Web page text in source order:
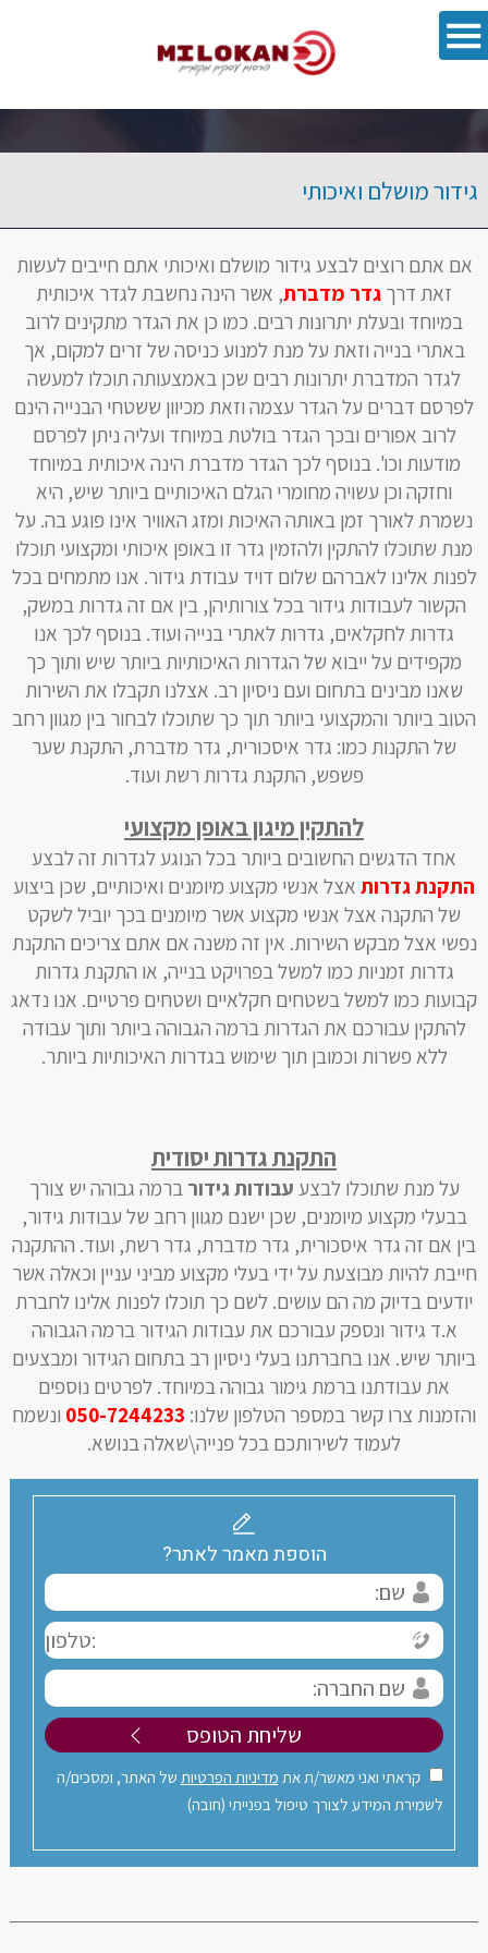
גידור מושלם ואיכותי
אם אתם רוצים לבצע גידור מושלם ואיכותי אתם חייבים לעשות
זאת דרך גדר מדברת, אשר הינה נחשבת לגדר איכותית
במיוחד ובעלת יתרונות רבים. כמו כן את הגדר מתקינים לרוב
באתרי בנייה וזאת על מנת למנוע כניסה של זרים למקום, אך
לגדר המדברת יתרונות רבים שכן באמצעותה תוכלו למעשה
לפרסם דברים על הגדר עצמה וזאת מכיוון ששטחי הבנייה הינם
לרוב אפורים ובכך הגדר בולטת במיוחד ועליה ניתן לפרסם
מודעות וכו'. בנוסף לכך הגדר מדברת הינה איכותית במיוחד
וחזקה וכן עשויה מחומרי הגלם האיכותיים ביותר שיש, היא
נשמרת לאורך זמן באותה האיכות ומזג האוויר אינו פוגע בה. על
מנת שתוכלו להתקין ולהזמין גדר זו באופן איכותי ומקצועי תוכלו
לפנות אלינו לאברהם שלום דויד עבודת גידור. אנו מתמחים בכל
הקשור לעבודות גידור בכל צורותיהן, בין אם זה גדרות במשק,
גדרות לחקלאים, גדרות לאתרי בנייה ועוד. בנוסף לכך אנו
מקפידים על ייבוא של הגדרות האיכותיות ביותר שיש ותוך כך
שאנו מבינים בתחום ועם ניסיון רב. אצלנו תקבלו את השירות
הטוב ביותר והמקצועי ביותר תוך כך שתוכלו לבחור בין מגוון רחב
של התקנות כמו: גדר איסכורית, גדר מדברת, התקנת שער
פשפש, התקנת גדרות רשת ועוד.
להתקין מיגון באופן מקצועי
אחד הדגשים החשובים ביותר בכל הנוגע לגדרות זה לבצע
התקנת גדרות אצל אנשי מקצוע מיומנים ואיכותיים, שכן ביצוע
של התקנה אצל אנשי מקצוע אשר מיומנים בכך יוביל לשקט
נפשי אצל מבקש השירות. אין זה משנה אם אתם צריכים התקנת
גדרות זמניות כמו למשל בפרויקט בנייה, או התקנת גדרות
קבועות כמו למשל בשטחים חקלאיים ושטחים פרטיים. אנו נדאג
להתקין עבורכם את הגדרות ברמה הגבוהה ביותר ותוך עבודה
ללא פשרות וכמובן תוך שימוש בגדרות האיכותיות ביותר.
התקנת גדרות יסודית
על מנת שתוכלו לבצע עבודות גידורברמה גבוהה יש צורך
בבעלי מקצוע מיומנים, שכן ישנם מגוון רחב של עבודות גידור,
בין אם זה גדר איסכורית, גדר מדברת, גדר רשת, ועוד. ההתקנה
חייבת להיות מבוצעת על ידי בעלי מקצוע מביני עניין וכאלה אשר
יודעים בדיוק מה הם עושים. לשם כך תוכלו לפנות אלינו לחברת
א.ד גידור ונספק עבורכם את עבודות הגידור ברמה הגבוהה
ביותר שיש. אנו בחברתנו בעלי ניסיון רב בתחום הגידור ומבצעים
את עבודתנו ברמת גימור גבוהה במיוחד. לפרטים נוספים
והזמנות צרו קשר במספר הטלפון שלנו: 050-7244233 ונשמח
לעמוד לשירותכם בכל פנייה\שאלה בנושא.
הוספת מאמר לאתר?
קראתי ואני מאשר/ת את מדיניות הפרטיות של האתר, ומסכים/ה
לשמירת המידע לצורך טיפול בפנייתי (חובה)